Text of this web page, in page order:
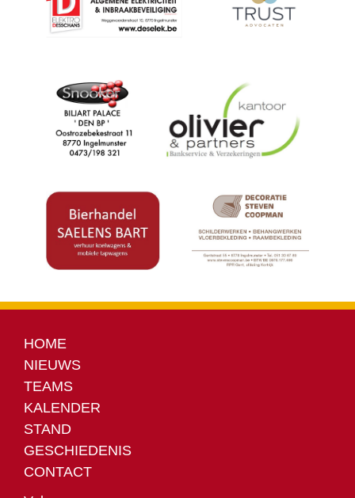
HOME
NIEUWS
TEAMS
KALENDER
STAND
GESCHIEDENIS
CONTACT